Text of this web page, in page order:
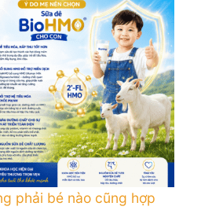
phải bé nào cũng hợp